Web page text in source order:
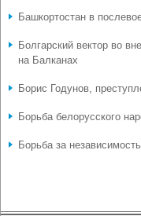
Башкортостан в
Болгарский вектор во
на Балканах
Борис Годунов,
Борьба белорусского
Борьба за